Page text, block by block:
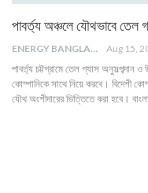
পাবর্ত্য অঞ্চলে যৌথভাবে তেল
ENERGY BANGLA Aug 15,
পাবর্ত্য চট্টগ্রামে তেল গ্যাস
কোম্পানিকে সাথে নিয়ে করবে। বিদেশী
যৌথ অংশীদারের ভিত্তিতে করা হবে।